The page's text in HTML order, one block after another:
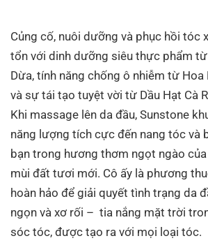
Củng cố, nuôi dưỡng và phục hồi tóc
tổn với dinh dưỡng siêu thực phẩm từ
Dừa, tính năng chống ô nhiễm từ Hoa
và sự tái tạo tuyệt vời từ Dầu Hạt Cà
Khi massage lên da đầu, Sunstone
năng lượng tích cực đến nang tóc và
bạn trong hương thơm ngọt ngào của
mùi đất tươi mới. Cô ấy là phương
hoàn hảo để giải quyết tình trạng da
ngọn và xơ rối – tia nắng mặt trời
sóc tóc, được tạo ra với mọi loại tóc.